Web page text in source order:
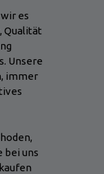
es
Qualität
Unsere
immer
bei uns